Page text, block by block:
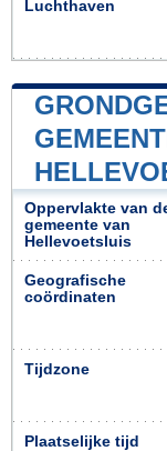
Luchthaven
Oppervlakte van
gemeente van
Hellevoetsluis
Geografische
coördinaten
Tijdzone
Plaatselijke tijd